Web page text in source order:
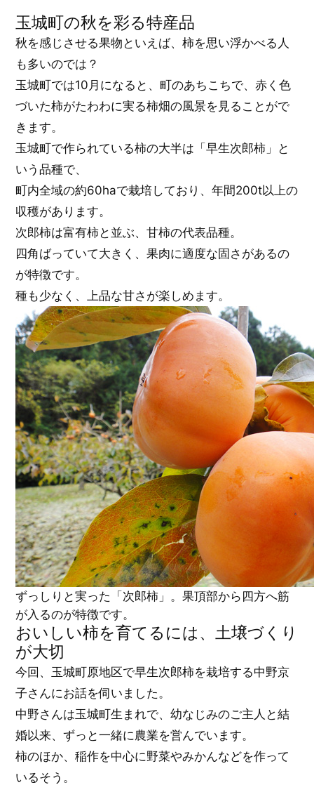
玉城町の秋を彩る特産品
秋を感じさせる果物といえば、柿を思い浮かべる人
も多いのでは？
玉城町では10月になると、町のあちこちで、赤く色
づいた柿がたわわに実る柿畑の風景を見ることがで
きます。
玉城町で作られている柿の大半は「早生次郎柿」と
いう品種で、
町内全域の約60haで栽培しており、年間200t以上の
収穫があります。
次郎柿は富有柿と並ぶ、甘柿の代表品種。
四角ばっていて大きく、果肉に適度な固さがあるの
が特徴です。
種も少なく、上品な甘さが楽しめます。
ずっしりと実った「次郎柿」。果頂部から四方へ筋
が入るのが特徴です。
おいしい柿を育てるには、土壌づくり
が大切
今回、玉城町原地区で早生次郎柿を栽培する中野京
子さんにお話を伺いました。
中野さんは玉城町生まれで、幼なじみのご主人と結
婚以来、ずっと一緒に農業を営んでいます。
柿のほか、稲作を中心に野菜やみかんなどを作って
いるそう。